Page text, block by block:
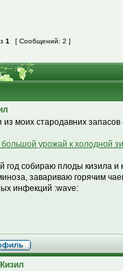
1 [ Сообщений: 2 ]
из моих стародавних
большой урожай к холодной
год собираю плоды кизила
завариваю горячим
инфекций :wave: